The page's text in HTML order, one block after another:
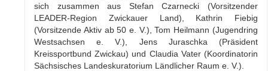
sich zusammen aus Stefan Czarnecki (Vorsitzender
LEADER-Region Zwickauer Land), Kathrin Fiebig
(Vorsitzende Aktiv ab 50 e. V.), Tom Heilmann (Jugendring
Westsachsen e. V.), Jens Juraschka (Präsident
Kreissportbund Zwickau) und Claudia Vater (Koordinatorin
Sächsisches Landeskuratorium Ländlicher Raum e. V.).